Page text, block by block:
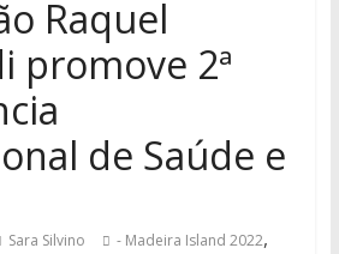
Raquel
promove 2ª
de Saúde e
Sara Silvino - Madeira Island 2022,